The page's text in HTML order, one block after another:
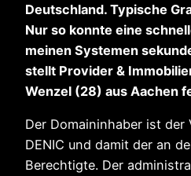
Deutschland. Typische
Nur so konnte eine
meinen Systemen
stellt Provider &
Wenzel (28) aus Aachen
Der Domaininhaber ist
DENIC und damit der an
Berechtigte. Der